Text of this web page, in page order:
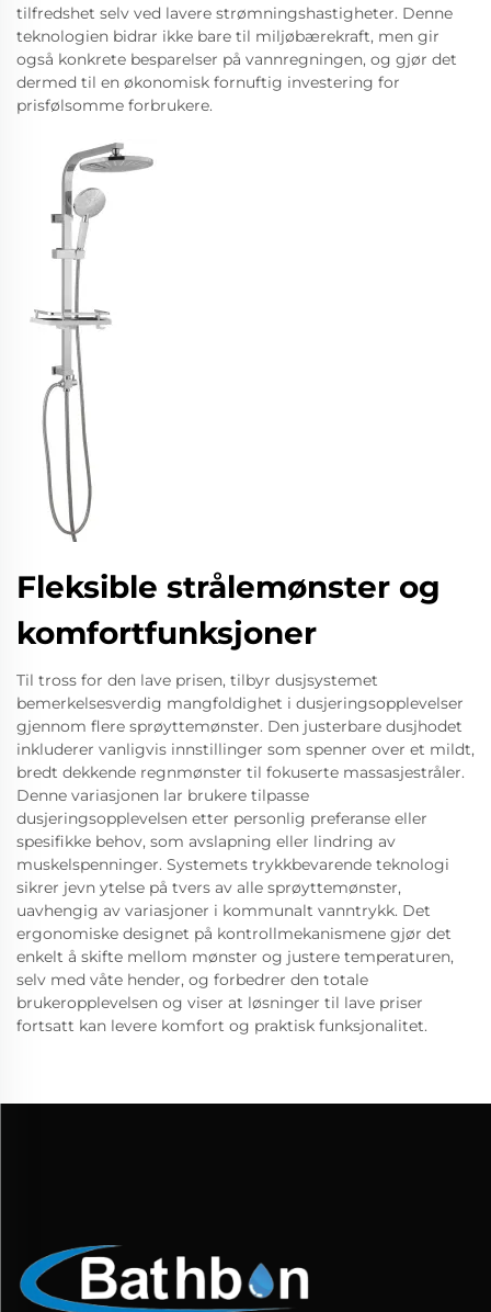
tilfredshet selv ved lavere strømningshastigheter. Denne
teknologien bidrar ikke bare til miljøbærekraft, men gir
også konkrete besparelser på vannregningen, og gjør det
dermed til en økonomisk fornuftig investering for
prisfølsomme forbrukere.
Fleksible strålemønster og
komfortfunksjoner
Til tross for den lave prisen, tilbyr dusjsystemet
bemerkelsesverdig mangfoldighet i dusjeringsopplevelser
gjennom flere sprøyttemønster. Den justerbare dusjhodet
inkluderer vanligvis innstillinger som spenner over et mildt,
bredt dekkende regnmønster til fokuserte massasjestråler.
Denne variasjonen lar brukere tilpasse
dusjeringsopplevelsen etter personlig preferanse eller
spesifikke behov, som avslapning eller lindring av
muskelspenninger. Systemets trykkbevarende teknologi
sikrer jevn ytelse på tvers av alle sprøyttemønster,
uavhengig av variasjoner i kommunalt vanntrykk. Det
ergonomiske designet på kontrollmekanismene gjør det
enkelt å skifte mellom mønster og justere temperaturen,
selv med våte hender, og forbedrer den totale
brukeropplevelsen og viser at løsninger til lave priser
fortsatt kan levere komfort og praktisk funksjonalitet.